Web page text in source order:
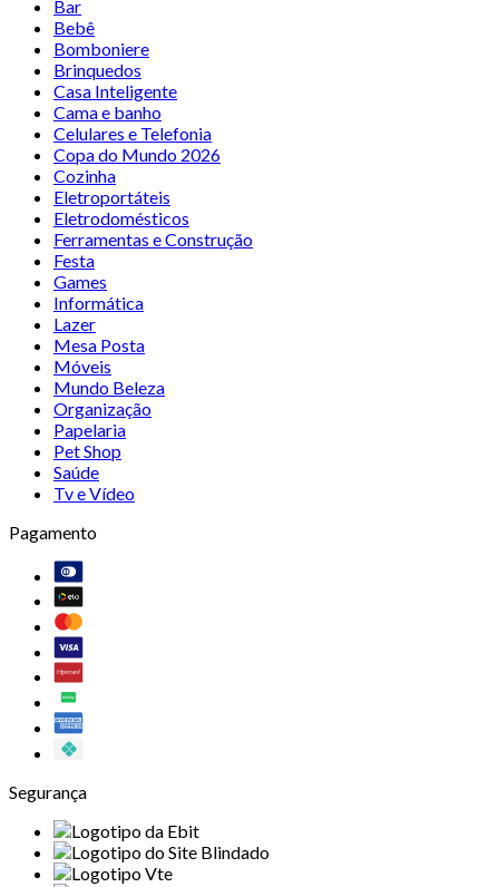
Bar
Bebê
Bomboniere
Brinquedos
Casa Inteligente
Cama e banho
Celulares e Telefonia
Copa do Mundo 2026
Cozinha
Eletroportáteis
Eletrodomésticos
Ferramentas e Construção
Festa
Games
Informática
Lazer
Mesa Posta
Móveis
Mundo Beleza
Organização
Papelaria
Pet Shop
Saúde
Tv e Vídeo
Pagamento
Segurança